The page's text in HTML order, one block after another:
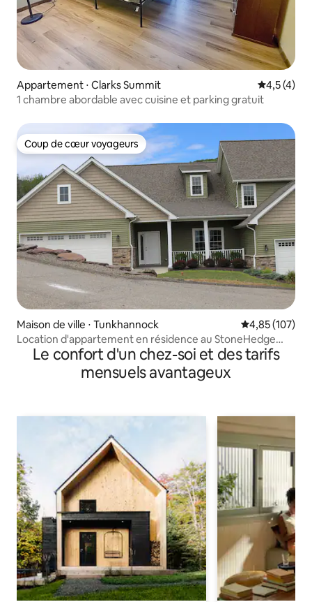
Appartement ⋅ Clarks Summit Évaluation
4,5 (4)
1 chambre abordable avec cuisine et parking gratuit
Coup de cœur voyageurs
Coup de cœur voyageurs
Maison de ville ⋅ Tunkhannock Évaluation
4,85 (107)
Location d'appartement en résidence au StoneHedge
Golf Course
Le confort d'un chez-soi et des tarifs
mensuels avantageux